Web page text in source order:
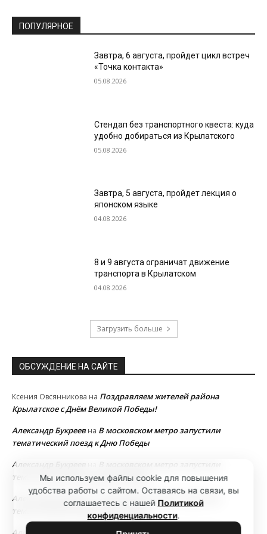
ПОПУЛЯРНОЕ
Завтра, 6 августа, пройдет цикл встреч
«Точка контакта»
05.08.2026
Стендап без транспортного квеста: куда
удобно добираться из Крылатского
05.08.2026
Завтра, 5 августа, пройдет лекция о
японском языке
04.08.2026
8 и 9 августа ограничат движение
транспорта в Крылатском
04.08.2026
Загрузить больше
ОБСУЖДЕНИЕ НА САЙТЕ
Ксения Овсянникова на Поздравляем жителей района
Крылатское с Днём Великой Победы!
Александр Букреевна В московском метро запустили
тематический поезд к Дню Победы
Александр Букреев
В московском метро запустили
тематический поезд к Дню Победы
Александр Букреев
В московском метро запустили
тематический поезд к Дню Победы
Мы используем файлы cookie для повышения
удобства работы с сайтом. Оставаясь на связи, вы
соглашаетесь с нашей Политикой
конфиденциальности.